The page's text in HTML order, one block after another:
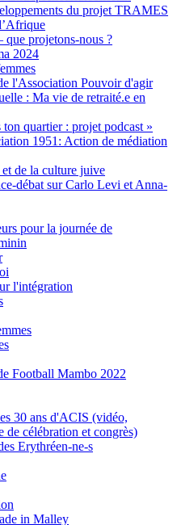
du projet TRAMES
que projetons-nous ?
2024
l'Association Pouvoir d'agir
: Ma vie de retraité.e en
quartier : projet podcast »
1951: Action de médiation
de la culture juive
débat sur Carlo Levi et Anna-
pour la journée de
l'intégration
Football Mambo 2022
30 ans d'ACIS (vidéo,
de célébration et congrès)
Erythréen-ne-s
in Malley